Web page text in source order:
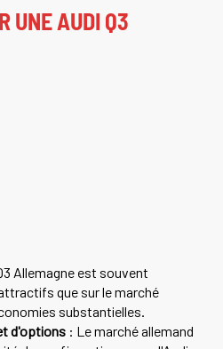
UNE AUDI Q3
Allemagne est souvent
que sur le marché
substantielles.
d'options: Le marché allemand